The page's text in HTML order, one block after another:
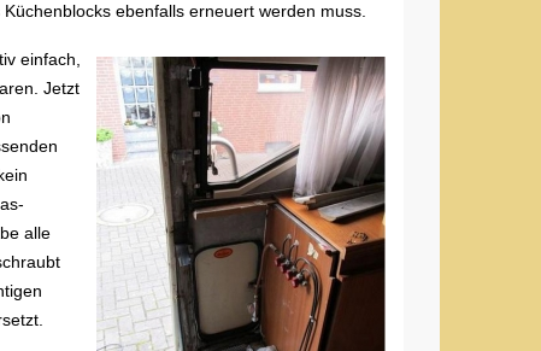
ebenfalls erneuert werden muss.
einfach,
Jetzt
alle